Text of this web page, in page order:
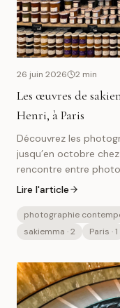
26 juin 2026 2 min
Les œuvres de
Henri, à Paris
Découvrez les
jusqu’en octobre
rencontre entre
français.
Lire l'article
photographie
sakiemma · 2 Paris · 1